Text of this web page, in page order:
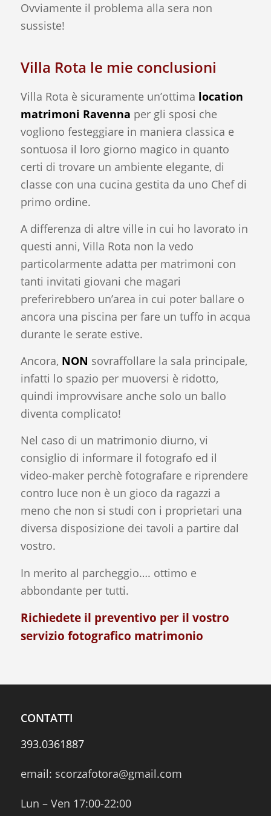
Ovviamente il problema alla sera non
sussiste!
Villa Rota le mie conclusioni
Villa Rota è sicuramente un’ottima location
matrimoni Ravenna per gli sposi che
vogliono festeggiare in maniera classica e
sontuosa il loro giorno magico in quanto
certi di trovare un ambiente elegante, di
classe con una cucina gestita da uno Chef di
primo ordine.
A differenza di altre ville in cui ho lavorato in
questi anni, Villa Rota non la vedo
particolarmente adatta per matrimoni con
tanti invitati giovani che magari
preferirebbero un’area in cui poter ballare o
ancora una piscina per fare un tuffo in acqua
durante le serate estive.
Ancora, NON sovraffollare la sala principale,
infatti lo spazio per muoversi è ridotto,
quindi improvvisare anche solo un ballo
diventa complicato!
Nel caso di un matrimonio diurno, vi
consiglio di informare il fotografo ed il
video-maker perchè fotografare e riprendere
contro luce non è un gioco da ragazzi a
meno che non si studi con i proprietari una
diversa disposizione dei tavoli a partire dal
vostro.
In merito al parcheggio…. ottimo e
abbondante per tutti.
Richiedete il preventivo per il vostro
servizio fotografico matrimonio
CONTATTI
393.0361887
email: scorzafotora@gmail.com
Lun – Ven 17:00-22:00